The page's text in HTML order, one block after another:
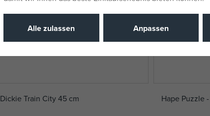
Dickie Train City 45 cm Hape Puzzle
Alle zulassen Anpassen